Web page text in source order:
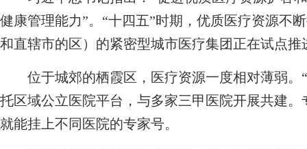
健康管理能力”。“十四五”时期，优质医疗资源不
和直辖市的区）的紧密型城市医疗集团正在试点推
位于城郊的栖霞区，医疗资源一度相对薄弱。“
托区域公立医院平台，与多家三甲医院开展共建
就能挂上不同医院的专家号。